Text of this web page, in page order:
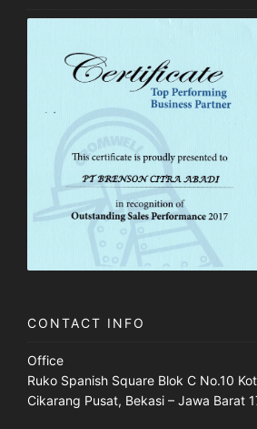
CONTACT INFO
Office
Ruko Spanish Square Blok C No.10
Cikarang Pusat, Bekasi – Jawa Barat